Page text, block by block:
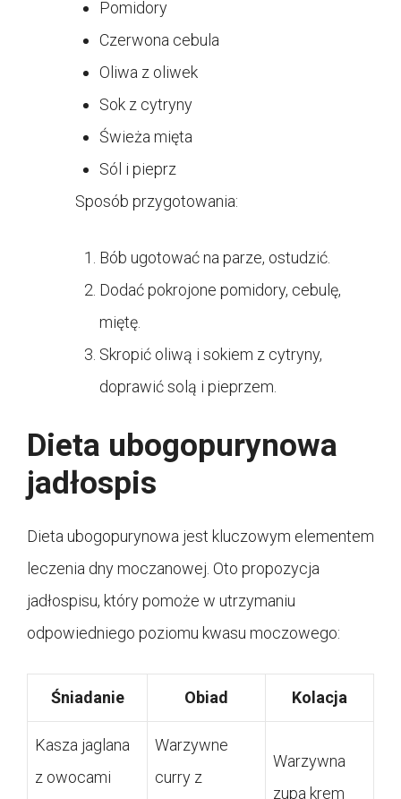
Pomidory
Czerwona cebula
Oliwa z oliwek
Sok z cytryny
Świeża mięta
Sól i pieprz
Sposób przygotowania:
Bób ugotować na parze, ostudzić.
Dodać pokrojone pomidory, cebulę,
miętę.
Skropić oliwą i sokiem z cytryny,
doprawić solą i pieprzem.
Dieta ubogopurynowa
jadłospis
Dieta ubogopurynowa jest kluczowym elementem
leczenia dny moczanowej. Oto propozycja
jadłospisu, który pomoże w utrzymaniu
odpowiedniego poziomu kwasu moczowego:
Śniadanie Obiad Kolacja
Kasza jaglana
z owocami
Warzywne
curry z
Warzywna
zupa krem